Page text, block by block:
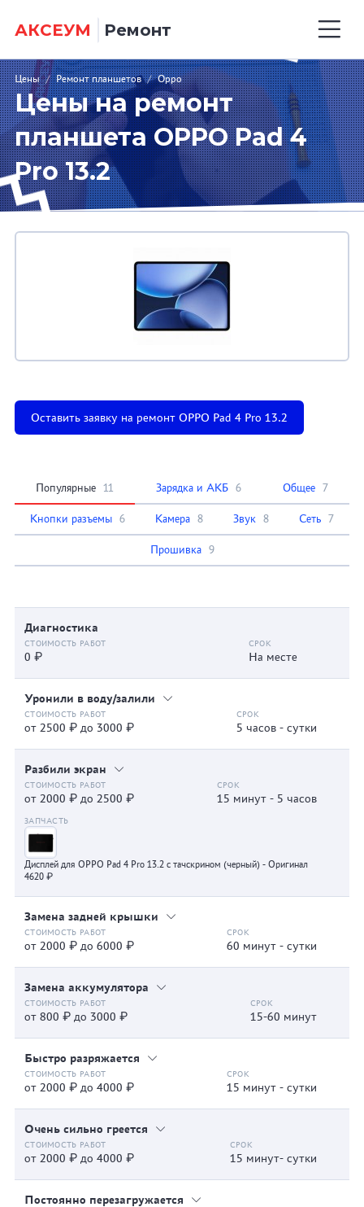
АКСЕУМ Ремонт
Цены / Ремонт планшетов / Oppo
Цены на ремонт
планшета OPPO Pad 4
Pro 13.2
Оставить заявку на ремонт OPPO Pad 4 Pro 13.2
Популярные 11 Зарядка и АКБ 6 Общее 7
Кнопки разъемы 6 Камера 8 Звук 8 Сеть 7
Прошивка 9
Диагностика
0 ₽ На месте
Уронили в воду/залили
от 2500 ₽ до 3000 ₽ 5 часов - сутки
Разбили экран
от 2000 ₽ до 2500 ₽ 15 минут - 5 часов
Дисплей для OPPO Pad 4 Pro 13.2 с тачскрином (черный) - Оригинал
4620 ₽
Замена задней крышки
от 2000 ₽ до 6000 ₽ 60 минут - сутки
Замена аккумулятора
от 800 ₽ до 3000 ₽ 15-60 минут
Быстро разряжается
от 2000 ₽ до 4000 ₽ 15 минут - сутки
Очень сильно греется
от 2000 ₽ до 4000 ₽ 15 минут- сутки
Постоянно перезагружается